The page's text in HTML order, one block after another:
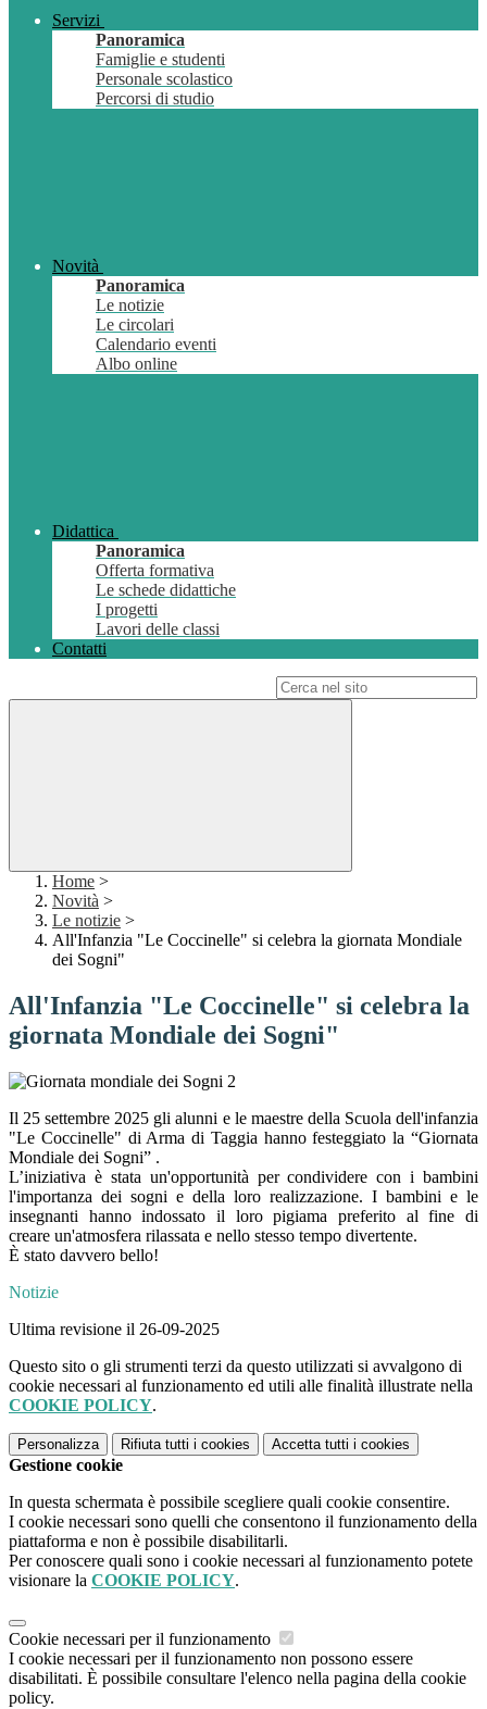
Servizi
Panoramica
Famiglie e studenti
Personale scolastico
Percorsi di studio
Novità
Panoramica
Le notizie
Le circolari
Calendario eventi
Albo online
Didattica
Panoramica
Offerta formativa
Le schede didattiche
I progetti
Lavori delle classi
Contatti
Home >
Novità >
Le notizie >
All'Infanzia "Le Coccinelle" si celebra la giornata Mondiale
dei Sogni"
All'Infanzia "Le Coccinelle" si celebra la
giornata Mondiale dei Sogni"
Il 25 settembre 2025 gli alunni e le maestre della Scuola dell'infanzia
"Le Coccinelle" di Arma di Taggia hanno festeggiato la “Giornata
Mondiale dei Sogni” .
L’iniziativa è stata un'opportunità per condividere con i bambini
l'importanza dei sogni e della loro realizzazione. I bambini e le
insegnanti hanno indossato il loro pigiama preferito al fine di
creare un'atmosfera rilassata e nello stesso tempo divertente.
È stato davvero bello!
Notizie
Ultima revisione il 26-09-2025
Questo sito o gli strumenti terzi da questo utilizzati si avvalgono di
cookie necessari al funzionamento ed utili alle finalità illustrate nella
COOKIE POLICY.
Personalizza Rifiuta tutti i cookies Accetta tutti i cookies
Gestione cookie
In questa schermata è possibile scegliere quali cookie consentire.
I cookie necessari sono quelli che consentono il funzionamento della
piattaforma e non è possibile disabilitarli.
Per conoscere quali sono i cookie necessari al funzionamento potete
visionare la COOKIE POLICY.
Cookie necessari per il funzionamento
I cookie necessari per il funzionamento non possono essere
disabilitati. È possibile consultare l'elenco nella pagina della cookie
policy.